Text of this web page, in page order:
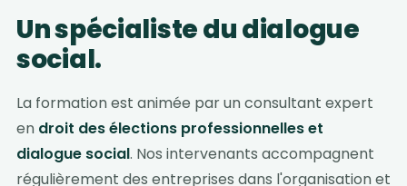
Un spécialiste du dialogue
social.
La formation est animée par un consultant expert
en droit des élections professionnelles et
dialogue social. Nos intervenants accompagnent
régulièrement des entreprises dans l'organisation et